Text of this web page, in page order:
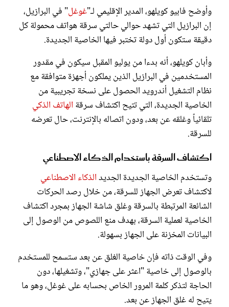
وأوضح فابيو كويلهو، المدير الإقليمي لـ"غوغل" في البرازيل،
إن البرازيل التي تشهد حوالي حالتي سرقة هواتف محمولة كل
دقيقة ستكون أول دولة تختبر فيها الخاصية الجديدة.
وأبان كويلهو، أنه بدءا من يوليو المقبل سيكون في مقدور
المستخدمين في البرازيل الذين يملكون أجهزة متوافقة مع
نظام التشغيل أندرويد الحصول على نسخة تجريبية من
الخاصية الجديدة، التي تتيح اكتشاف سرقة الهاتف الذكي
تلقائياً وغلقه عن بعد، ودون اتصاله بالإنترنت، حال تعرضه
للسرقة.
اكتشاف السرقة باستخدام الذكاء الاصطناعي
وتستخدم الخاصية الجديدة الجديدالذكاء الاصطناعي
لاكتشاف تعرض الجهاز للسرقة، من خلال رصد الحركات
الشائعة المرتبطة بالسرقة وغلق شاشة الجهاز بمجرد اكتشاف
الخاصية لعملية السرقة، بهدف منع اللصوص من الوصول إلى
البيانات المخزنة على الجهاز بسهولة.
وفي الوقت ذاته فإن خاصية الغلق عن بعد ستسمح للمستخدم
بالوصول إلى خاصية "اعثر على جهازي"، وتشغيلها، دون
الحاجة لتذكر كلمة المرور الخاص بحسابه على غوغل، وهو ما
يتيح له غلق الجهاز عن بعد.